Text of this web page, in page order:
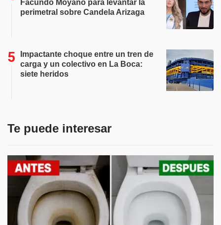
Facundo Moyano para levantar la
perimetral sobre Candela Arizaga
Impactante choque entre un tren de
carga y un colectivo en La Boca:
siete heridos
Te puede interesar